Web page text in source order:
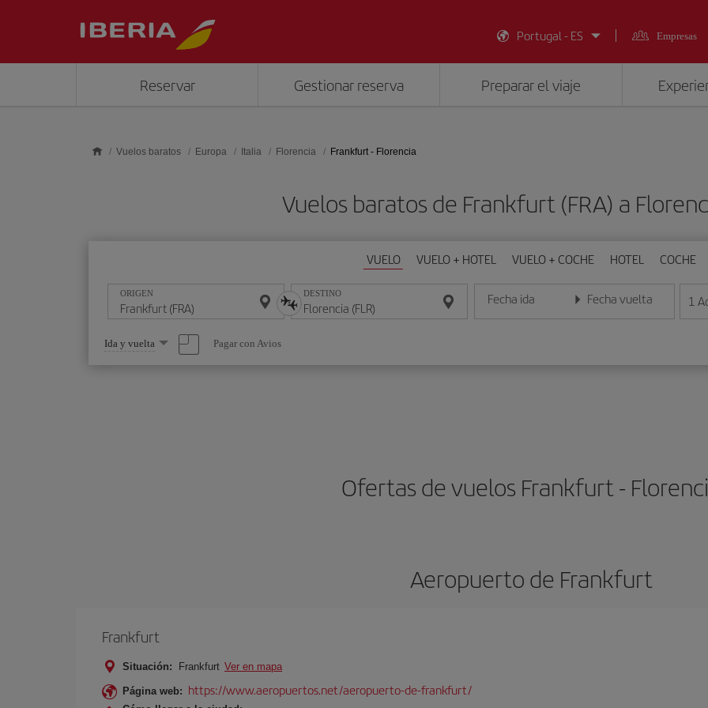
Portugal - ES
Empresas
Reservar Gestionar reserva Preparar el viaje
Vuelos baratos Europa Italia Florencia Frankfurt - Florencia
Vuelos baratos de Frankfurt (FRA) a
VUELO VUELO + HOTEL VUELO + COCHE HOTEL COCHE
ORIGEN DESTINO Fecha ida
Introduce la fecha en formato día/mes/año
Fecha vuelta
Introduce la fecha en 1
Seleccione
una
opción
Ida y vuelta Pagar con Avios
Ofertas de vuelos Frankfurt -
Aeropuerto de Frankfurt
Frankfurt
Situación: Frankfurt Ver en mapa
Página web: https://www.aeropuertos.net/aeropuerto-de-frankfurt/